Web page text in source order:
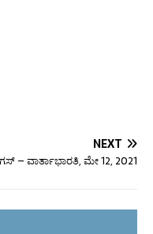
NEXT
– ವಾರ್ತಾಭಾರತಿ, ಮೇ 12, 2021